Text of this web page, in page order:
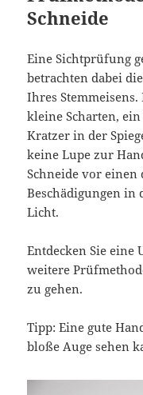
Schneide
Eine Sichtprüfung
betrachten dabei
Ihres
kleine Scharten,
Kratzer in der
keine Lupe zur
Schneide vor
Beschädigungen in
Licht.
Entdecken Sie eine
weitere
zu gehen.
Tipp: Eine gute
bloße Auge sehen